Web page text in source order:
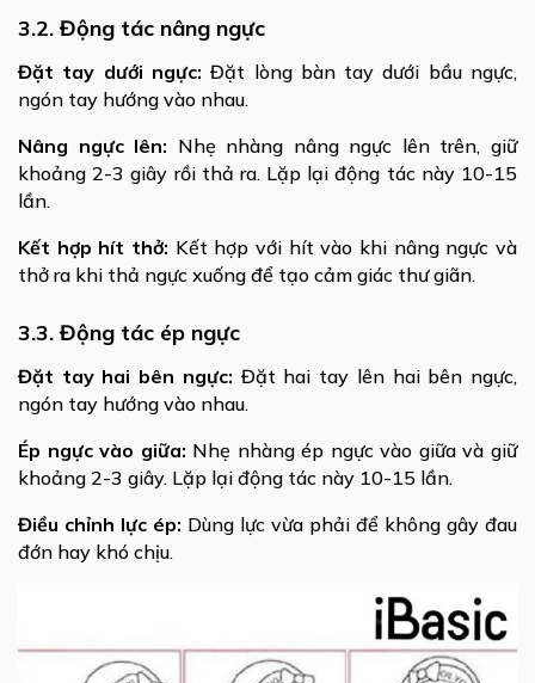
3.2. Động tác nâng ngực
Đặt tay dưới ngực: Đặt lòng bàn tay dưới bầu ngực,
ngón tay hướng vào nhau.
Nâng ngực lên: Nhẹ nhàng nâng ngực lên trên, giữ
khoảng 2-3 giây rồi thả ra. Lặp lại động tác này 10-15
lần.
Kết hợp hít thở: Kết hợp với hít vào khi nâng ngực và
thở ra khi thả ngực xuống để tạo cảm giác thư giãn.
3.3. Động tác ép ngực
Đặt tay hai bên ngực: Đặt hai tay lên hai bên ngực,
ngón tay hướng vào nhau.
Ép ngực vào giữa: Nhẹ nhàng ép ngực vào giữa và giữ
khoảng 2-3 giây. Lặp lại động tác này 10-15 lần.
Điều chỉnh lực ép: Dùng lực vừa phải để không gây đau
đớn hay khó chịu.